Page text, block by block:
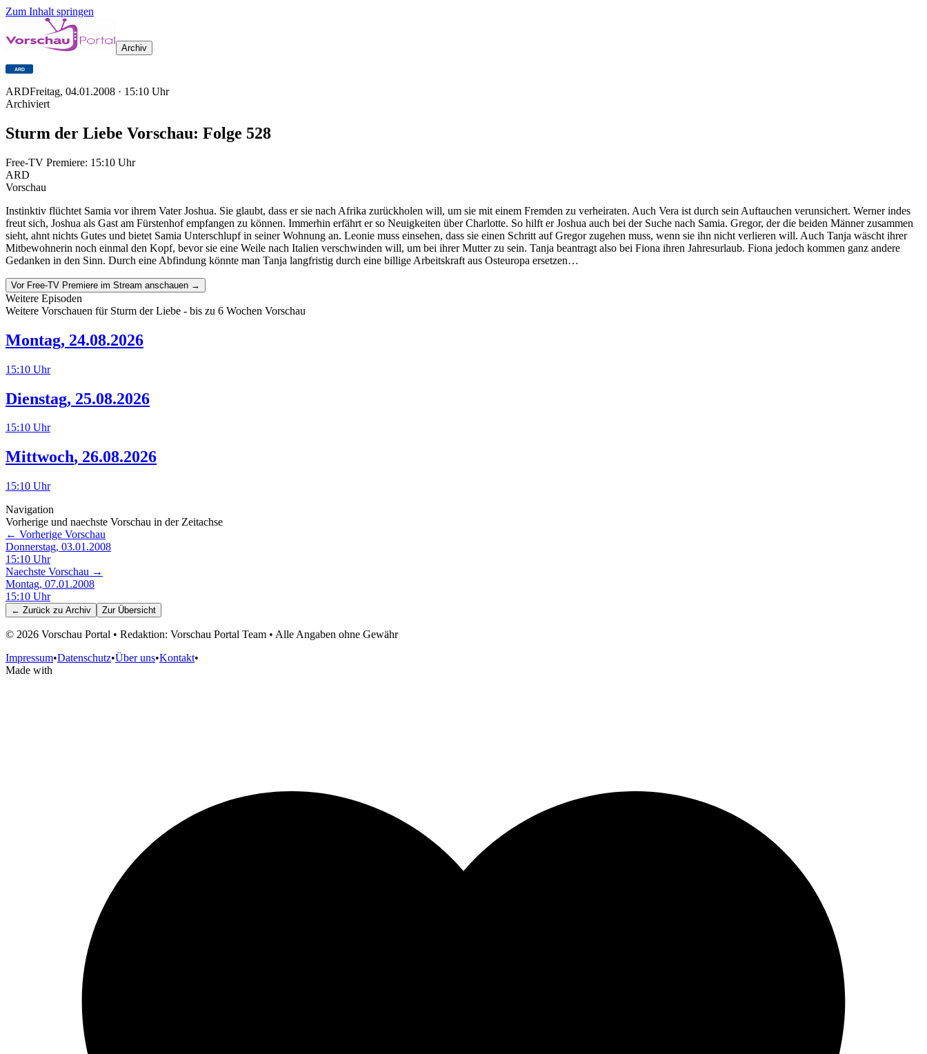
Zum Inhalt springen
Archiv
ARDFreitag, 04.01.2008 · 15:10 Uhr
Archiviert
Sturm der Liebe Vorschau: Folge 528
Free-TV Premiere: 15:10 Uhr
ARD
Vorschau
Instinktiv flüchtet Samia vor ihrem Vater Joshua. Sie glaubt, dass er sie nach Afrika zurückholen will, um sie mit einem Fremden zu verheiraten. Auch Vera ist durch sein Auftauchen verunsichert. Werner indes
freut sich, Joshua als Gast am Fürstenhof empfangen zu können. Immerhin erfährt er so Neuigkeiten über Charlotte. So hilft er Joshua auch bei der Suche nach Samia. Gregor, der die beiden Männer zusammen
sieht, ahnt nichts Gutes und bietet Samia Unterschlupf in seiner Wohnung an. Leonie muss einsehen, dass sie einen Schritt auf Gregor zugehen muss, wenn sie ihn nicht verlieren will. Auch Tanja wäscht ihrer
Mitbewohnerin noch einmal den Kopf, bevor sie eine Weile nach Italien verschwinden will, um bei ihrer Mutter zu sein. Tanja beantragt also bei Fiona ihren Jahresurlaub. Fiona jedoch kommen ganz andere
Gedanken in den Sinn. Durch eine Abfindung könnte man Tanja langfristig durch eine billige Arbeitskraft aus Osteuropa ersetzen…
Vor Free-TV Premiere im Stream anschauen →
Weitere Episoden
Weitere Vorschauen für Sturm der Liebe - bis zu 6 Wochen Vorschau
Montag, 24.08.2026
15:10 Uhr
Dienstag, 25.08.2026
15:10 Uhr
Mittwoch, 26.08.2026
15:10 Uhr
Navigation
Vorherige und naechste Vorschau in der Zeitachse
← Vorherige Vorschau
Donnerstag, 03.01.2008
15:10 Uhr
Naechste Vorschau →
Montag, 07.01.2008
15:10 Uhr
← Zurück zu Archiv Zur Übersicht
© 2026 Vorschau Portal • Redaktion: Vorschau Portal Team • Alle Angaben ohne Gewähr
Impressum•Datenschutz•Über uns•Kontakt•
Made with